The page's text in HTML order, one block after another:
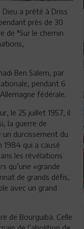
a prêté à Driss
près de 30
de "Sur le chemin
Ben Salem, par
pendant 6
fédérale.
le 25 juillet 1957, il
la guerre de
durcissement du
1984 qui a causé
les révélations
qu’une «grande
de grands défis,
avec un grand
de Bourguiba. Celle